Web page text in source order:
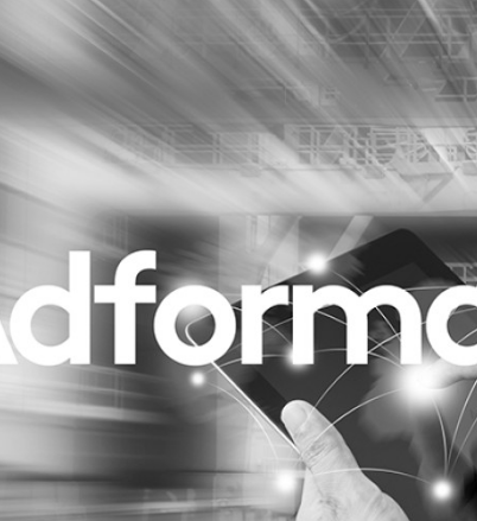
Purpose Marketing
Reputatie & crisis